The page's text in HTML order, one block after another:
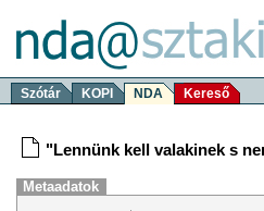
Szótár KOPI NDA Kereső
"Lennünk kell valakinek s
Metaadatok